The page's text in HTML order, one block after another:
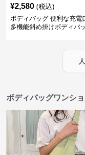
¥2,580 (税込)
ボディバッグ 便利な充電
多機能斜め掛けボディバ
ボディバッグワンシ